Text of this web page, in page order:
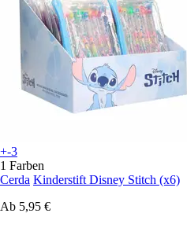
+-3
1 Farben
Cerda Kinderstift Disney Stitch (x6)
Ab 5,95 €